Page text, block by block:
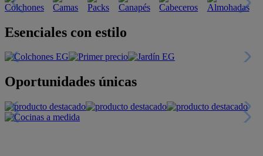
Esenciales con estilo
Oportunidades únicas